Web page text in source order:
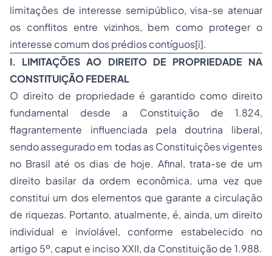
limitações de interesse semipúblico, visa-se atenuar
os conflitos entre vizinhos, bem como proteger o
interesse comum dos prédios contíguos[i].
I. LIMITAÇÕES AO DIREITO DE PROPRIEDADE NA
CONSTITUIÇÃO FEDERAL
O direito de propriedade é garantido como direito
fundamental desde a Constituição de 1.824,
flagrantemente influenciada pela doutrina liberal,
sendo assegurado em todas as Constituições vigentes
no Brasil até os dias de hoje. Afinal, trata-se de um
direito basilar da ordem econômica, uma vez que
constitui um dos elementos que garante a circulação
de riquezas. Portanto, atualmente, é, ainda, um direito
individual e inviolável, conforme estabelecido no
artigo 5º, caput e inciso XXII, da Constituição de 1.988.